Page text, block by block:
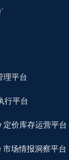
理平台
行平台
价库存运营平台
场情报洞察平台